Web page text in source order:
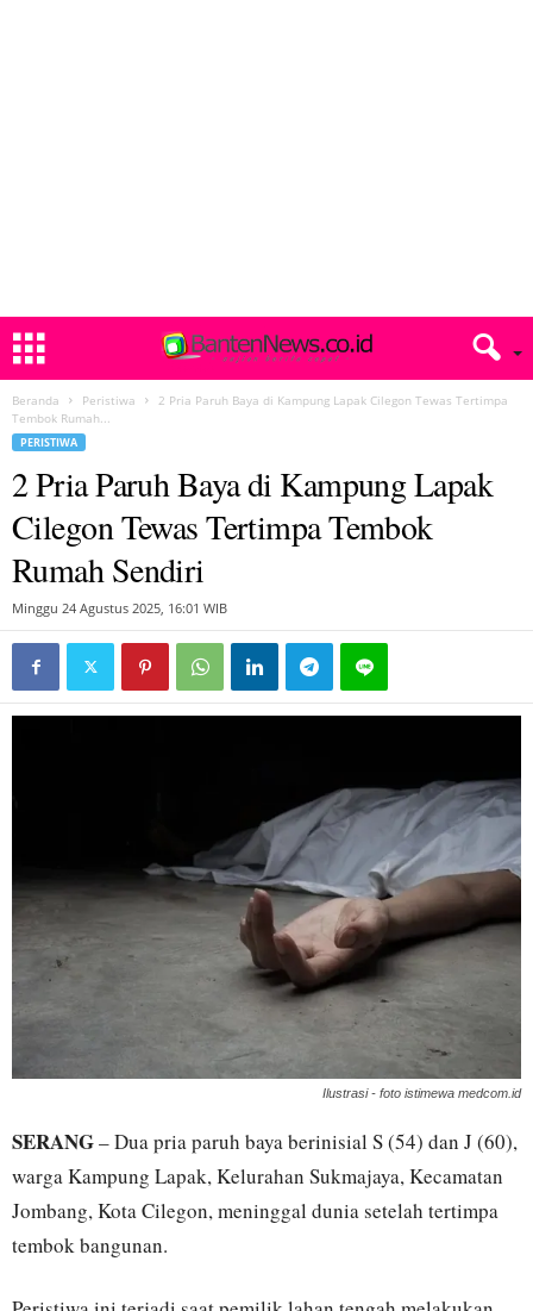
Beranda Peristiwa
2 Pria Paruh Baya di Kampung Lapak Cilegon Tewas Tertimpa
Tembok Rumah...
PERISTIWA
2 Pria Paruh Baya di Kampung Lapak
Cilegon Tewas Tertimpa Tembok
Rumah Sendiri
Minggu 24 Agustus 2025, 16:01 WIB
Ilustrasi - foto istimewa medcom.id
SERANG– Dua pria paruh baya berinisial S (54) dan J (60),
warga Kampung Lapak, Kelurahan Sukmajaya, Kecamatan
Jombang, Kota Cilegon, meninggal dunia setelah tertimpa
tembok bangunan.